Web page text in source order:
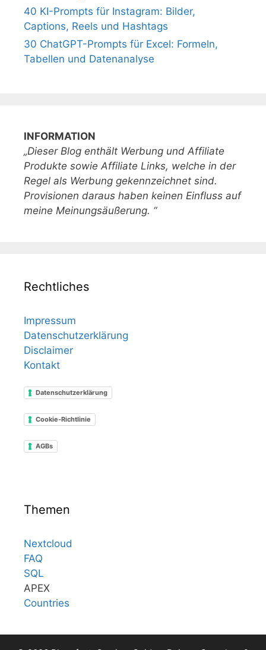
40 KI-Prompts für Instagram: Bilder,
Captions, Reels und Hashtags
30 ChatGPT-Prompts für Excel: Formeln,
Tabellen und Datenanalyse
INFORMATION
„Dieser Blog enthält Werbung und Affiliate
Produkte sowie Affiliate Links, welche in der
Regel als Werbung gekennzeichnet sind.
Provisionen daraus haben keinen Einfluss auf
meine Meinungsäußerung. “
Rechtliches
Impressum
Datenschutzerklärung
Disclaimer
Kontakt
Datenschutzerklärung
Cookie-Richtlinie
AGBs
Themen
Nextcloud
FAQ
SQL
APEX
Countries